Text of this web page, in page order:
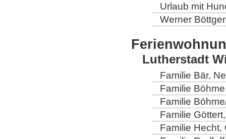
Urlaub mit
Werner
Lutherstadt
Familie Bär,
Familie
Familie
Familie
Familie Hecht,